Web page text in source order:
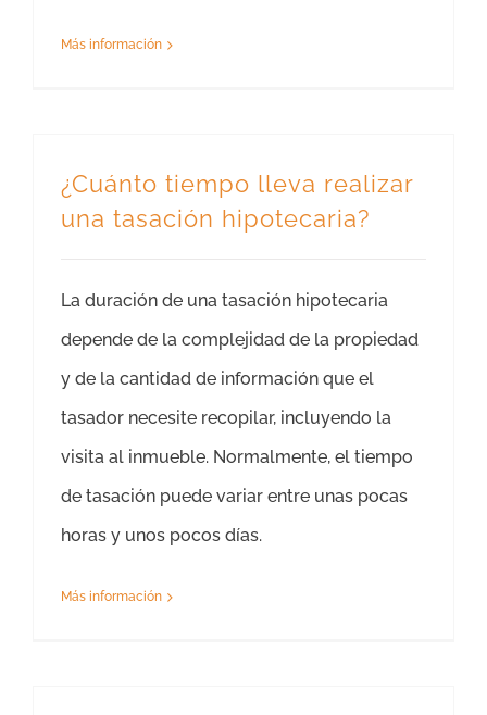
Más información
¿Cuánto tiempo lleva realizar
una tasación hipotecaria?
La duración de una tasación hipotecaria
depende de la complejidad de la propiedad
y de la cantidad de información que el
tasador necesite recopilar, incluyendo la
visita al inmueble. Normalmente, el tiempo
de tasación puede variar entre unas pocas
horas y unos pocos días.
Más información